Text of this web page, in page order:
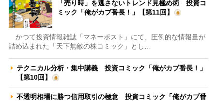
「売り時」を逃さないトレンド見極め術 投資コ
ミック「俺がカブ番長！」【第11回】
かつて投資情報雑誌「マネーポスト」にて、圧倒的な情報量が
詰め込まれた「天下無敵の株コミック」とし…
テクニカル分析・集中講義 投資コミック「俺がカブ番長！」
【第10回】
不透明相場に勝つ信用取引の極意 投資コミック「俺がカブ番